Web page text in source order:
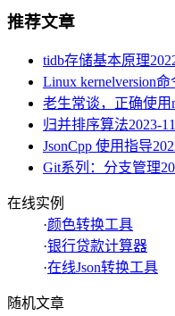
推荐文章
tidb存储基本原理
Linux kernelversion命
老生常谈，正确使用
归并排序算法2023-
JsonCpp 使用指导
Git系列：分支管理
在线实例
·颜色转换工具
·银行贷款计算器
·在线Json转换工具
随机文章